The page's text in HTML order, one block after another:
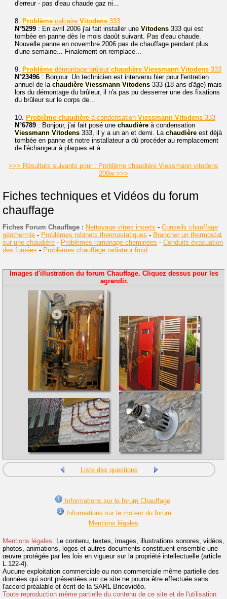
d'erreur - pas d'eau chaude gaz ni...
8. Problème calcaire Vitodens 333
N°5299 : En avril 2006 j'ai fait installer une Vitodens 333 qui est
tombée en panne dès le mois daoût suivant. Pas d'eau chaude.
Nouvelle panne en novembre 2006 pas de chauffage pendant plus
d'une semaine... Finalement on remplace...
9. Problème démontage brûleur chaudière Viessmann Vitodens 333
N°23496 : Bonjour. Un technicien est intervenu hier pour l'entretien
annuel de la chaudière Viessmann Vitodens 333 (18 ans d'âge) mais
lors du démontage du brûleur, il n'a pas pu desserrer une des fixations
du brûleur sur le corps de...
10. Problème chaudière à condensation Viessmann Vitodens 333
N°6789 : Bonjour, j'ai fait posé une chaudière à condensation
Viessmann Vitodens 333, il y a un an et demi. La chaudière est déjà
tombée en panne et notre installateur a dû procéder au remplacement
de l'échangeur à plaques et à...
>>> Résultats suivants pour : Problème chaudière Viessmann vitodens
200w >>>
Fiches techniques et Vidéos du forum
chauffage
Fiches Forum Chauffage : Nettoyage vitres inserts - Conseils chauffage
géothermie - Problèmes robinets thermostatiques - Brancher un thermostat
sur une chaudière - Problèmes ramonage cheminées - Conduits évacuation
des fumées - Problèmes chauffage radiateur froid
Images d'illustration du forum Chauffage. Cliquez dessus pour les
agrandir.
Liste des questions
Informations sur le forum Chauffage
Informations sur le moteur du forum
Mentions légales
Mentions légales : Le contenu, textes, images, illustrations sonores, vidéos,
photos, animations, logos et autres documents constituent ensemble une
œuvre protégée par les lois en vigueur sur la propriété intellectuelle (article
L.122-4).
Aucune exploitation commerciale ou non commerciale même partielle des
données qui sont présentées sur ce site ne pourra être effectuée sans
l'accord préalable et écrit de la SARL Bricovidéo.
Toute reproduction même partielle du contenu de ce site et de l'utilisation